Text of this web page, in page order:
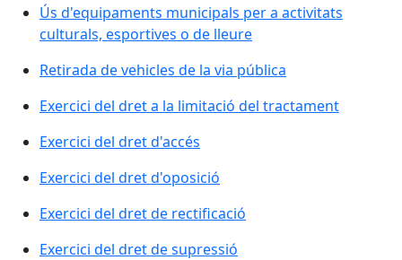
Ús d'equipaments municipals per a activitats
culturals, esportives o de lleure
Retirada de vehicles de la via pública
Exercici del dret a la limitació del tractament
Exercici del dret d'accés
Exercici del dret d'oposició
Exercici del dret de rectificació
Exercici del dret de supressió